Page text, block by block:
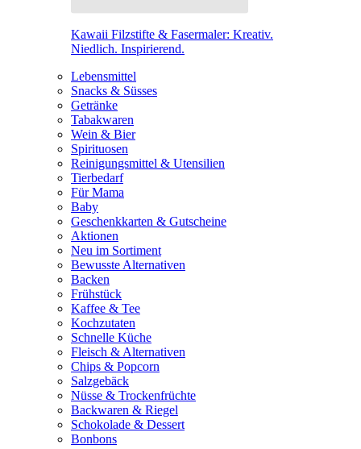
Kawaii Filzstifte & Fasermaler: Kreativ.
Niedlich. Inspirierend.
Lebensmittel
Snacks & Süsses
Getränke
Tabakwaren
Wein & Bier
Spirituosen
Reinigungsmittel & Utensilien
Tierbedarf
Für Mama
Baby
Geschenkkarten & Gutscheine
Aktionen
Neu im Sortiment
Bewusste Alternativen
Backen
Frühstück
Kaffee & Tee
Kochzutaten
Schnelle Küche
Fleisch & Alternativen
Chips & Popcorn
Salzgebäck
Nüsse & Trockenfrüchte
Backwaren & Riegel
Schokolade & Dessert
Bonbons